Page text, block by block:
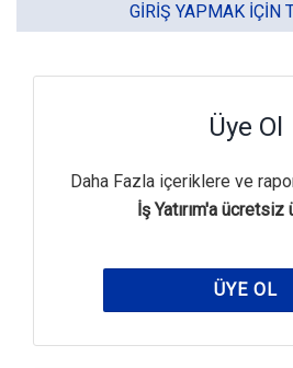
GIRIŞ YAPMAK IÇIN
Üye Ol
Daha Fazla içeriklere ve
İş Yatırım'a ücretsiz
ÜYE OL